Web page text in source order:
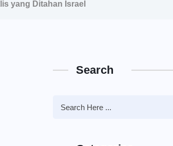
yang Ditahan Israel
Search